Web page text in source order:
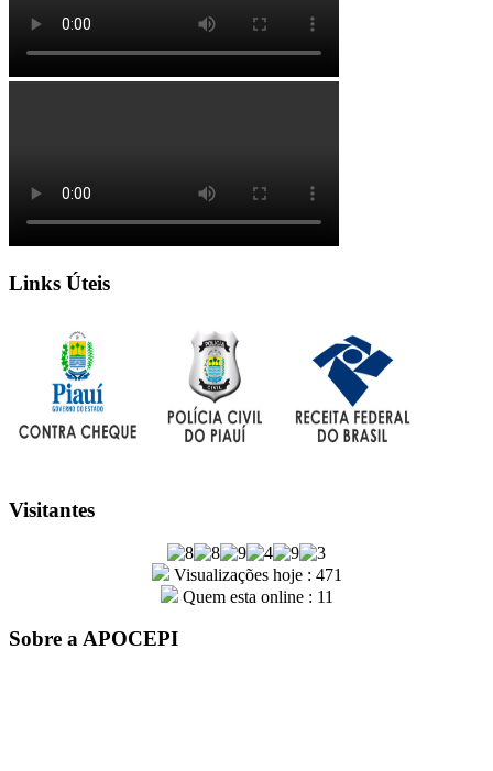
Links Úteis
Visitantes
Visualizações hoje : 471
Quem esta online : 11
Sobre a APOCEPI